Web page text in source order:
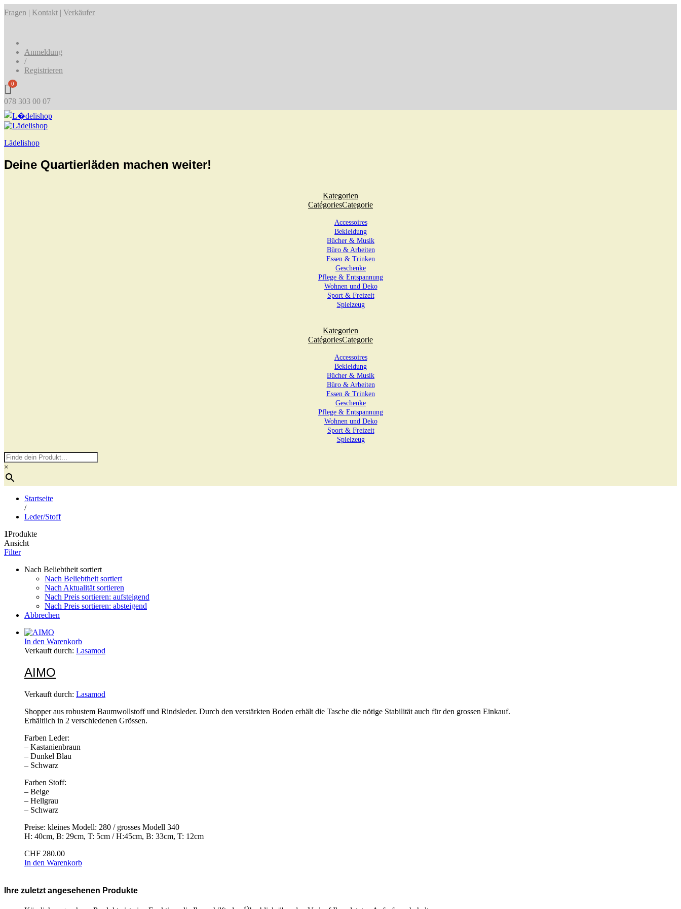
Fragen | Kontakt | Verkäufer
Anmeldung
/
Registrieren
0
078 303 00 07
Lädelishop
Deine Quartierläden machen weiter!
Kategorien
CatégoriesCategorie
Accessoires
Bekleidung
Bücher & Musik
Büro & Arbeiten
Essen & Trinken
Geschenke
Pflege & Entspannung
Wohnen und Deko
Sport & Freizeit
Spielzeug
Kategorien
CatégoriesCategorie
Accessoires
Bekleidung
Bücher & Musik
Büro & Arbeiten
Essen & Trinken
Geschenke
Pflege & Entspannung
Wohnen und Deko
Sport & Freizeit
Spielzeug
×
Startseite
/
Leder/Stoff
1Produkte
Ansicht
Filter
Nach Beliebtheit sortiert
Nach Beliebtheit sortiert
Nach Aktualität sortieren
Nach Preis sortieren: aufsteigend
Nach Preis sortieren: absteigend
Abbrechen
In den Warenkorb
Verkauft durch: Lasamod
AIMO
Verkauft durch: Lasamod
Shopper aus robustem Baumwollstoff und Rindsleder. Durch den verstärkten Boden erhält die Tasche die nötige Stabilität auch für den grossen Einkauf.
Erhältlich in 2 verschiedenen Grössen.
Farben Leder:
– Kastanienbraun
– Dunkel Blau
– Schwarz
Farben Stoff:
– Beige
– Hellgrau
– Schwarz
Preise: kleines Modell: 280 / grosses Modell 340
H: 40cm, B: 29cm, T: 5cm / H:45cm, B: 33cm, T: 12cm
CHF 280.00
In den Warenkorb
Ihre zuletzt angesehenen Produkte